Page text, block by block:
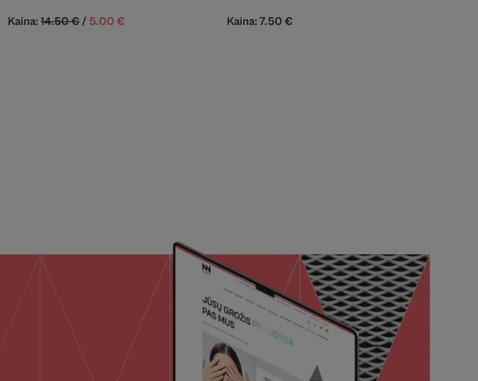
Kaina:14.50€/ 5.00€ Kaina:7.50€